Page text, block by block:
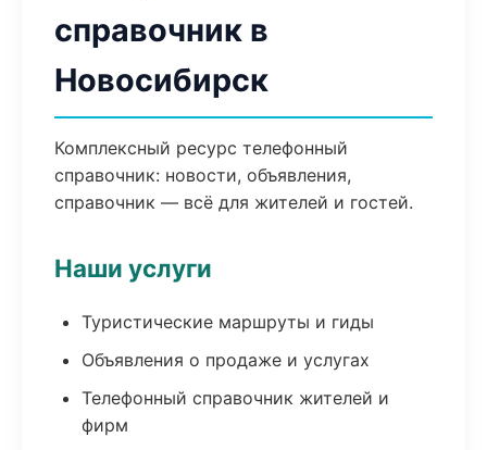
справочник в
Новосибирск
Комплексный ресурс телефонный
справочник: новости, объявления,
справочник — всё для жителей и гостей.
Наши услуги
Туристические маршруты и гиды
Объявления о продаже и услугах
Телефонный справочник жителей и
фирм